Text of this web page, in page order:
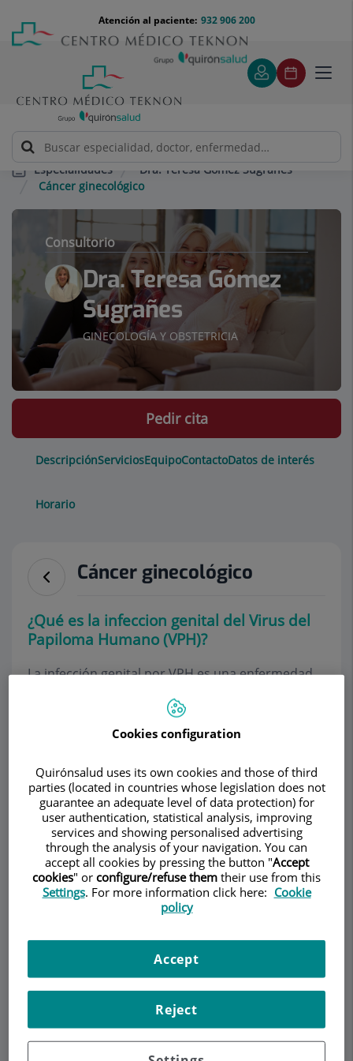
contenido
Menú
teléfono
cabecera
932 906 200
Atención al paciente:
Especialidades
Dra. Teresa Gómez Sugrañes
Cáncer ginecológico
Consultorio
Dra. Teresa Gómez
Sugrañes
GINECOLOGÍA Y OBSTETRICIA
DescripciónServiciosEquipoContactoDatos de interés
Horario
Pedir cita
Cáncer ginecológico
¿Qué es la infeccion genital del Virus del
Papiloma Humano (VPH)?
La infección genital por VPH es una enfermedad
del papiloma humano (VPH). El virus del papiloma
humano es el nombre que se le da a un grupo de
diferentes. Más de 30 de estos virus son
transmitidos sexualmente y pueden infectar el
área ano-genital de hombres y mujeres, que
incluyen la piel del pene, la vulva (área fuera de la
vagina), el ano, las paredes de la vagina, el cuello
uterino o el recto. La mayoría de las personas que
se infectan por VPH no presentará síntomas y la
infección desaparecerá por sí sola.
"alto riesgo" y pueden revelar resultados
anormales en las pruebas de Papanicolaou
(citología cérvico-vaginal). La infección persistente
por estos genotipos de papilomavirus humano
(VPH) de alto riesgo oncogénico es la principal
causa de carcinogénesis en el cuello uterino.
Cookies configuration
Quirónsalud uses its own cookies and those of third
parties (located in countries whose legislation does not
guarantee an adequate level of data protection) for
user authentication, statistical analysis, improving
services and showing personalised advertising
through the analysis of your navigation. You can
accept all cookies by pressing the button "Accept
cookies" or configure/refuse them their use from this
Settings. For more information click here: Cookie
policy
Reject
Accept